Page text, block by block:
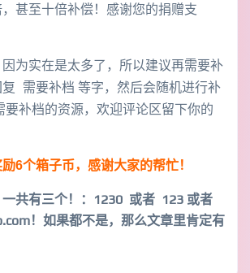
甚至十倍补偿！感谢您的捐赠支
为实在是太多了，所以建议再需要补
需要补档 等字，然后会随机进行补
要补档的资源，欢迎评论区留下你的
6个箱子币，感谢大家的帮忙！
共有三个！
：1230 或者 123 或者
！如果都不是，那么文章里肯定有